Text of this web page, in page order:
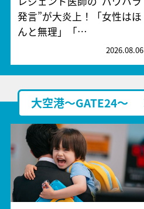
発言”が大炎上！「女性はほ
んと無理」「…
2026.08.06
大空港～GATE24～